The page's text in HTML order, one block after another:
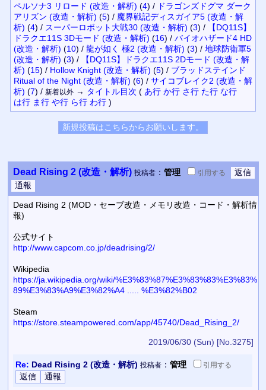
ペルソナ3 リロード (改造・解析) (4) / ドラゴンズドグマ ダーク
アリズン (改造・解析) (5) / 魔界戦記ディスガイア5 (改造・解
析) (4) / スーパーロボット大戦30 (改造・解析) (3) /
【DQ11S】
ドラクエ11S 3Dモード (改造・解析) (16) / バイオハザード4 HD
(改造・解析) (10) / 龍が如く 極2 (改造・解析) (3) / 地球防衛軍5
(改造・解析) (3) /
【DQ11S】ドラクエ11S 2Dモード (改造・解
析) (15) / Hollow Knight (改造・解析) (5) / ブラッドステインド
Ritual of the Night (改造・解析) (6) / サイコブレイク2 (改造・解
析) (7) / 新着以外 → タイトル目次 ( あ行 か行 さ行 た行 な行
は行 ま行 や行 ら行 わ行 )
Dead Rising 2 (改造・解析) 投稿者： 管理 引用する
Dead Rising 2 (MOD・セーブ改造・メモリ改造・コード・解析情
報)
公式サイト
http://www.capcom.co.jp/deadrising/2/
Wikipedia
https://ja.wikipedia.org/wiki/%E3%83%87%E3%83%83%E3%83%
89%E3%83%A9%E3%82%A4 ..... %E3%82%B02
Steam
https://store.steampowered.com/app/45740/Dead_Rising_2/
2019/06/30 (Sun) [No.3275]
Re: Dead Rising 2 (改造・解析) 投稿者： 管理 引用する